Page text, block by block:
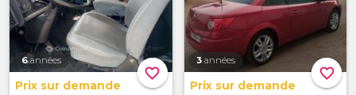
favorite_border
6 années
Prix sur demande
favorite_border
3 années
Prix sur demande